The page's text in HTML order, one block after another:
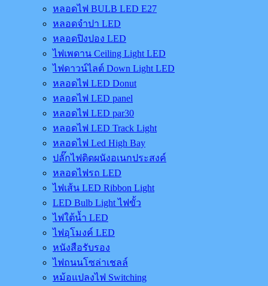
หลอดไฟ BULB LED E27
หลอดจำปา LED
หลอดปิงปอง LED
ไฟเพดาน Ceiling Light LED
ไฟดาวน์ไลต์ Down Light LED
หลอดไฟ LED Donut
หลอดไฟ LED panel
หลอดไฟ LED par30
หลอดไฟ LED Track Light
หลอดไฟ Led High Bay
ปลั๊กไฟติดผนังอเนกประสงค์
หลอดไฟรถ LED
ไฟเส้น LED Ribbon Light
LED Bulb Light ไฟขั้ว
ไฟใต้น้ำ LED
ไฟอุโมงค์ LED
หนังสือรับรอง
ไฟถนนโซล่าเชลล์
หม้อแปลงไฟ Switching